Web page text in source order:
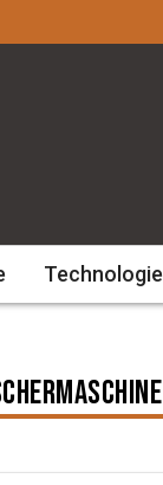
Technologie